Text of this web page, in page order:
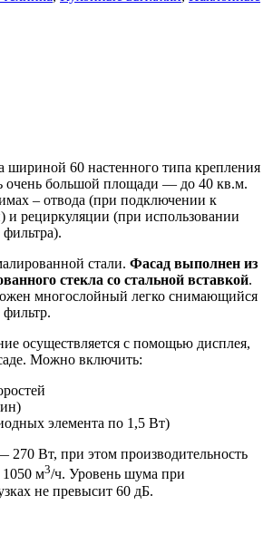
шириной 60 настенного типа крепления
очень большой площади — до 40 кв.м.
– отвода (при подключении к
и рециркуляции (при использовании
стали. Фасад выполнен из
стекла со стальной вставкой.
многослойный легко снимающийся
осуществляется с помощью дисплея,
Можно включить:
элемента по 1,5 Вт)
270 Вт, при этом производительность
1050 м3/ч. Уровень шума при
не превысит 60 дБ.